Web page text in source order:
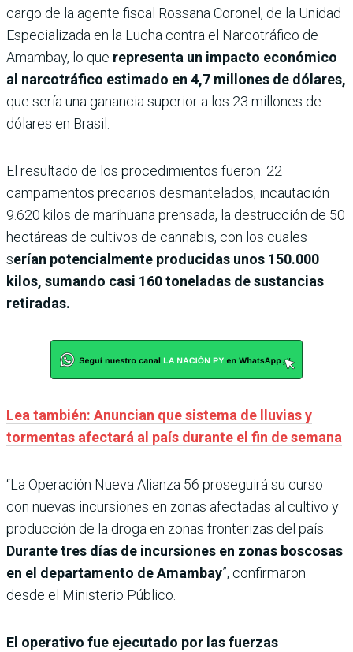
cargo de la agente fiscal Rossana Coronel, de la Unidad
Especializada en la Lucha contra el Narcotráfico de
Amambay, lo que representa un impacto económico
al narcotráfico estimado en 4,7 millones de dólares,
que sería una ganancia superior a los 23 millones de
dólares en Brasil.
El resultado de los procedimientos fueron: 22
campamentos precarios desmantelados, incautación
9.620 kilos de marihuana prensada, la destrucción de 50
hectáreas de cultivos de cannabis, con los cuales
serían potencialmente producidas unos 150.000
kilos, sumando casi 160 toneladas de sustancias
retiradas.
Lea también: Anuncian que sistema de lluvias y
tormentas afectará al país durante el fin de semana
“La Operación Nueva Alianza 56 proseguirá su curso
con nuevas incursiones en zonas afectadas al cultivo y
producción de la droga en zonas fronterizas del país.
Durante tres días de incursiones en zonas boscosas
en el departamento de Amambay”, confirmaron
desde el Ministerio Público.
El operativo fue ejecutado por las fuerzas